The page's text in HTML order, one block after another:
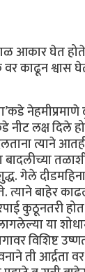
आकार घेत
काढून श्वास
नेहमीप्रमाणे
नीट लक्ष दिले
त्याने
गेले
बाहेर
कुठूनतरी होत
या
विशिष्ट
ती आर्द्रता